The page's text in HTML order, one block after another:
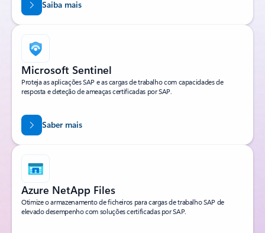
Saiba mais
Microsoft Sentinel
Proteja as aplicações SAP e as cargas de trabalho com capacidades de
resposta e deteção de ameaças certificadas por SAP.
Saber mais
Azure NetApp Files
Otimize o armazenamento de ficheiros para cargas de trabalho SAP de
elevado desempenho com soluções certificadas por SAP.